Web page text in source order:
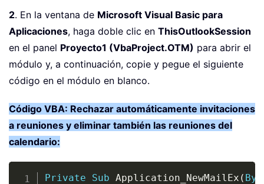
2. En la ventana de Microsoft Visual Basic para
Aplicaciones, haga doble clic en ThisOutlookSession
en el panel Proyecto1 (VbaProject.OTM) para abrir el
módulo y, a continuación, copie y pegue el siguiente
código en el módulo en blanco.
Código VBA: Rechazar automáticamente invitaciones
a reuniones y eliminar también las reuniones del
calendario:
Private Sub Application_NewMailEx (
Copy